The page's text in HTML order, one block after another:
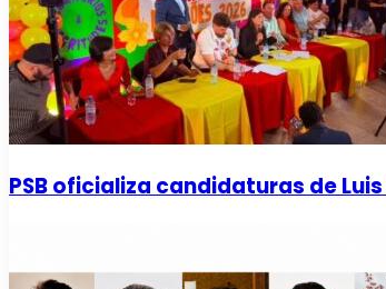
PSB oficializa candidaturas de